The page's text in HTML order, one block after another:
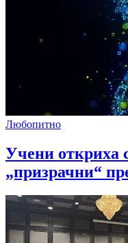
Любопитно
Учени откриха
„призрачни“